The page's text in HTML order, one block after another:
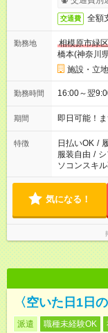
交通費 全額
勤務地
相模原市緑区
橋本(神奈川
施設・立
勤務時間 16:00～翌
期間 即日可能！
特徴 日払いOK /
服装自由 /
ソコンスキ
気になる！
〈空いた日1日
派遣 職種未経験OK